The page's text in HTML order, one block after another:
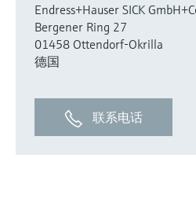
Endress+Hauser SICK
Bergener Ring 27
01458 Ottendorf-Okrilla
德国
联系电话